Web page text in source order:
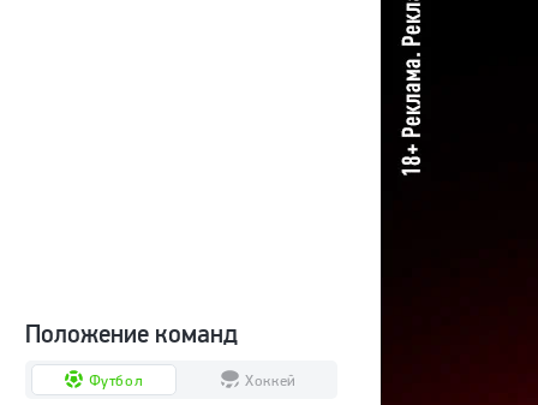
Положение команд
Футбол Хоккей